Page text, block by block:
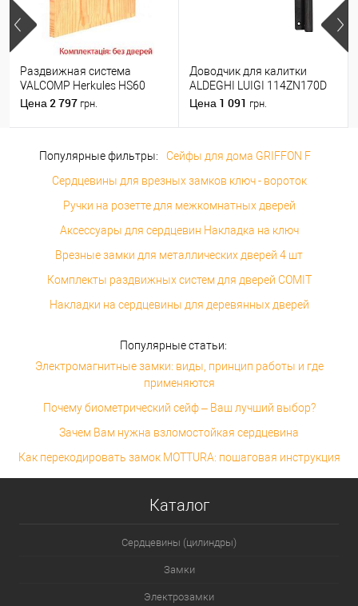
Раздвижная система
VALCOMP Herkules HS60
длина 1,8 м на 1 полотно
Цена 2 797 грн.
Доводчик для калитки
ALDEGHI LUIGI 114ZN170D
правый черный цинк
Цена 1 091 грн.
Популярные фильтры:
Сейфы для дома GRIFFON F
Сердцевины для врезных замков ключ - вороток
Ручки на розетте для межкомнатных дверей
Аксессуары для сердцевин Накладка на ключ
Врезные замки для металлических дверей 4 шт
Комплекты раздвижных систем для дверей COMIT
Накладки на сердцевины для деревянных дверей
Популярные статьи:
Электромагнитные замки: виды, принцип работы и где
применяются
Почему биометрический сейф – Ваш лучший выбор?
Зачем Вам нужна взломостойкая сердцевина
Как перекодировать замок MOTTURA: пошаговая инструкция
Каталог
Сердцевины (цилиндры)
Замки
Электрозамки